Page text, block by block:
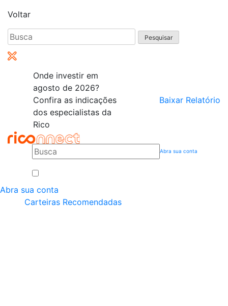
Voltar
Pesquisar
por:
Onde investir em
agosto de 2026?
Confira as indicações
dos especialistas da
Rico
Baixar Relatório
Abra sua conta
Abra sua conta
Carteiras Recomendadas